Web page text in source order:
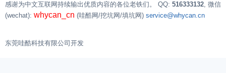
感谢为中文互联网持续输出优质内容的各位老铁们。 QQ: 516333132, 微信
(wechat): whycan_cn (哇酷网/挖坑网/填坑网) service@whycan.cn
东莞哇酷科技有限公司开发